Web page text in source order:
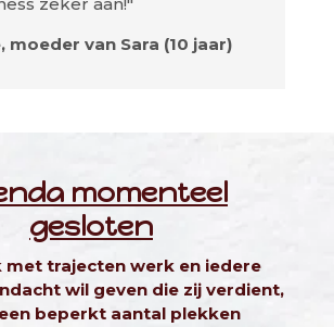
moeder van Sara (10 jaar)
momenteel
gesloten
met trajecten werk en iedere
wil geven die zij verdient,
beperkt aantal plekken